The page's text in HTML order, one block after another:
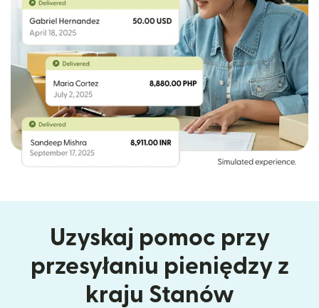
Uzyskaj pomoc przy
przesyłaniu pieniędzy z
kraju Stanów